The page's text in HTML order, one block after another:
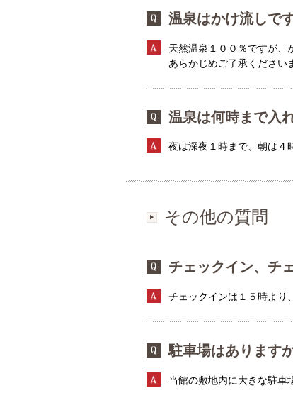
温泉はかけ流しで
天然温泉１００％ですが、
あらかじめご了承ください
温泉は何時まで入
夜は深夜１時まで、朝は４
その他の質問
チェックイン、チ
チェックインは１５時より
駐車場はあります
当館の敷地内に大きな駐車